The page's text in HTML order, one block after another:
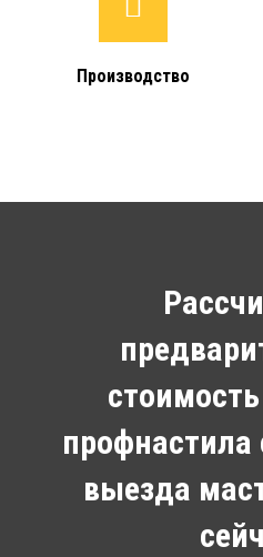
Производство
профнастила
выезда